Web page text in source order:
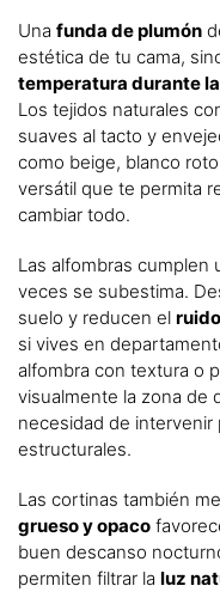
Una funda de plumón
estética de tu cama,
temperatura durante
Los tejidos naturales
suaves al tacto y
como beige, blanco
versátil que te permita
cambiar todo.
Las alfombras cumplen
veces se subestima.
suelo y reducen el
si vives en
alfombra con textura o
visualmente la zona de
necesidad de intervenir
estructurales.
Las cortinas también
grueso y opaco
buen descanso
permiten filtrar la luz